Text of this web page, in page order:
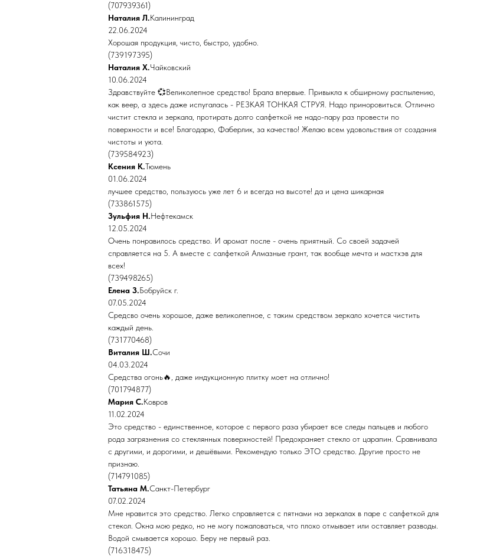
(707939361)
Наталия Л.Калининград
22.06.2024
Хорошая продукция, чисто, быстро, удобно.
(739197395)
Наталия Х.Чайковский
10.06.2024
Здравствуйте 💞Великолепное средство! Брала впервые. Привыкла к обширному распылению,
как веер, а здесь даже испугалась - РЕЗКАЯ ТОНКАЯ СТРУЯ. Надо приноровиться. Отлично
чистит стекла и зеркала, протирать долго салфеткой не надо-пару раз провести по
поверхности и все! Благодарю, Фаберлик, за качество! Желаю всем удовольствия от создания
чистоты и уюта.
(739584923)
Ксения К.Тюмень
01.06.2024
лучшее средство, пользуюсь уже лет 6 и всегда на высоте! да и цена шикарная
(733861575)
Зульфия Н.Нефтекамск
12.05.2024
Очень понравилось средство. И аромат после - очень приятный. Со своей задачей
справляется на 5. А вместе с салфеткой Алмазные грант, так вообще мечта и мастхэв для
всех!
(739498265)
Елена З.Бобруйск г.
07.05.2024
Средсво очень хорошое, даже великолепное, с таким средством зеркало хочется чистить
каждый день.
(731770468)
Виталия Ш.Сочи
04.03.2024
Средства огонь🔥, даже индукционную плитку моет на отлично!
(701794877)
Мария С.Ковров
11.02.2024
Это средство - единственное, которое с первого раза убирает все следы пальцев и любого
рода загрязнения со стеклянных поверхностей! Предохраняет стекло от царапин. Сравнивала
с другими, и дорогими, и дешёвыми. Рекомендую только ЭТО средство. Другие просто не
признаю.
(714791085)
Татьяна М.Санкт-Петербург
07.02.2024
Мне нравится это средство. Легко справляется с пятнами на зеркалах в паре с салфеткой для
стекол. Окна мою редко, но не могу пожаловаться, что плохо отмывает или оставляет разводы.
Водой смывается хорошо. Беру не первый раз.
(716318475)